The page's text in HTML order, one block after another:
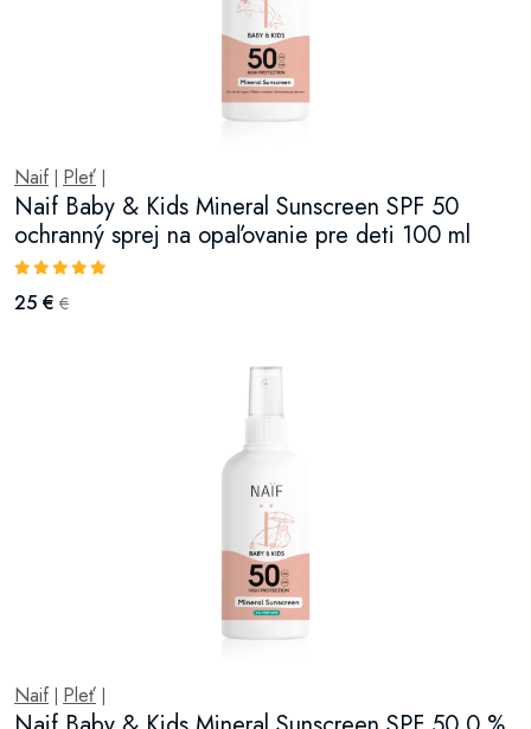
Naif Pleť
Naif Baby & Kids Mineral Sunscreen SPF 50
ochranný sprej na opaľovanie pre deti 100 ml
25 € €
Naif Pleť